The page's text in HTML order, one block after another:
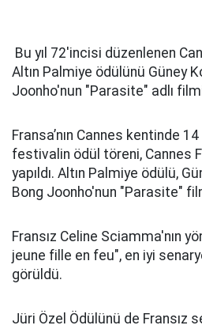
Bu yıl 72'incisi düzenlenen
Altın Palmiye ödülünü Güney
Joonho'nun "Parasite" adlı
Fransa’nın Cannes kentinde
festivalin ödül töreni, Cannes
yapıldı. Altın Palmiye ödülü,
Bong Joonho'nun "Parasite"
Fransız Celine Sciamma'nın
jeune fille en feu", en iyi
görüldü.
Jüri Özel Ödülünü de Fransız